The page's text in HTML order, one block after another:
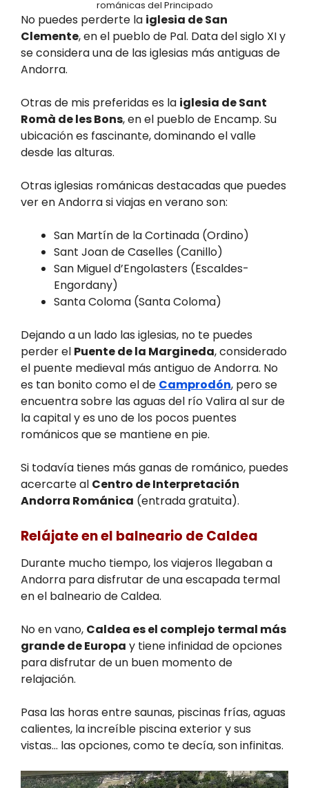
románicas del Principado
No puedes perderte la iglesia de San
Clemente, en el pueblo de Pal. Data del siglo XI y
se considera una de las iglesias más antiguas de
Andorra.
Otras de mis preferidas es la iglesia de Sant
Romà de les Bons, en el pueblo de Encamp. Su
ubicación es fascinante, dominando el valle
desde las alturas.
Otras iglesias románicas destacadas que puedes
ver en Andorra si viajas en verano son:
San Martín de la Cortinada (Ordino)
Sant Joan de Caselles (Canillo)
San Miguel d’Engolasters (Escaldes-
Engordany)
Santa Coloma (Santa Coloma)
Dejando a un lado las iglesias, no te puedes
perder el Puente de la Margineda, considerado
el puente medieval más antiguo de Andorra. No
es tan bonito como el de Camprodón, pero se
encuentra sobre las aguas del río Valira al sur de
la capital y es uno de los pocos puentes
románicos que se mantiene en pie.
Si todavía tienes más ganas de románico, puedes
acercarte al Centro de Interpretación
Andorra Románica (entrada gratuita).
Relájate en el balneario de Caldea
Durante mucho tiempo, los viajeros llegaban a
Andorra para disfrutar de una escapada termal
en el balneario de Caldea.
No en vano, Caldea es el complejo termal más
grande de Europa y tiene infinidad de opciones
para disfrutar de un buen momento de
relajación.
Pasa las horas entre saunas, piscinas frías, aguas
calientes, la increíble piscina exterior y sus
vistas… las opciones, como te decía, son infinitas.